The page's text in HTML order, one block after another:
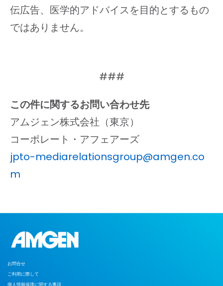
伝広告、医学的アドバイスを目的とするもの
ではありません。
###
この件に関するお問い合わせ先
アムジェン株式会社（東京）
コーポレート・アフェアーズ
jpto-mediarelationsgroup@amgen.co
m
お問合せ
ご利用に際して
個人情報保護に関する事項